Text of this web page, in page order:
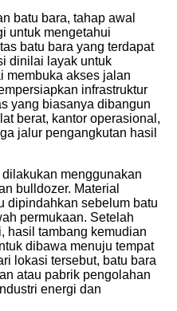
batu bara, tahap awal
untuk mengetahui
batu bara yang terdapat
dinilai layak untuk
membuka akses jalan
infrastruktur
yang biasanya dibangun
berat, kantor operasional,
jalur pengangkutan hasil
menggunakan
bulldozer. Material
dipindahkan sebelum batu
permukaan. Setelah
hasil tambang kemudian
dibawa menuju tempat
lokasi tersebut, batu bara
atau pabrik pengolahan
energi dan